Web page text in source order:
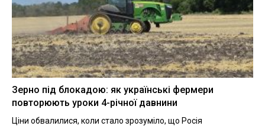
Зерно під блокадою: як українські фермери
повторюють уроки 4-річної давнини
Ціни обвалилися, коли стало зрозуміло, що Росія